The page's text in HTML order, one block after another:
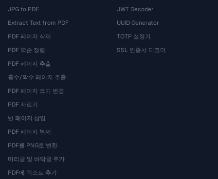
JPG to PDF
Extract Text from PDF
PDF 페이지 삭제
PDF 역순 정렬
PDF 페이지 추출
홀수/짝수 페이지 추출
PDF 페이지 크기 변경
PDF 자르기
빈 페이지 삽입
PDF 페이지 복제
PDF를 PNG로 변환
머리글 및 바닥글 추가
PDF에 텍스트 추가
JWT Decoder
UUID Generator
TOTP 설정기
SSL 인증서 디코더